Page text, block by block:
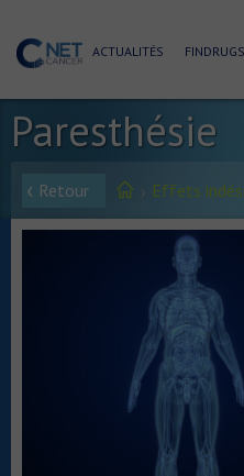
ACTUALITÉS FINDRUGS
Paresthésie
Retour Effets